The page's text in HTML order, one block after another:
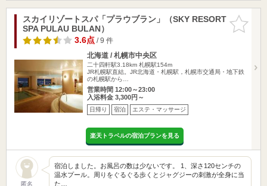
お気に入
りに追加
スカイリゾートスパ「プラウブラン」（SKY RESORT
SPA PULAU BULAN）
3.6点/ 9 件
北海道 / 札幌市中央区
二十四軒駅3.18km 札幌駅154m
JR札幌駅直結。JR北海道・札幌駅，札幌市交通局・地下鉄
の札幌駅から…
営業時間 12:00～23:00
入浴料金 3,300円～
日帰り 宿泊 エステ・マッサージ
楽天トラベルの宿泊プランを見る
匿名
宿泊しました。お風呂の数は少ないです。 1、深さ120センチの
温水プール。周りをぐるぐる歩くとジャグジーの刺激が全身に当
た…